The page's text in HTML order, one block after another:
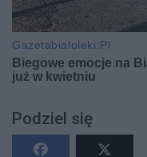
Podziel się